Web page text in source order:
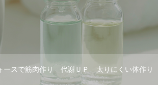
ースで筋肉作り 代謝ＵＰ 太りにくい体作り